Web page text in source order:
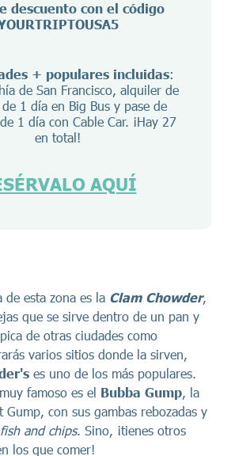
descuento con el código
+ populares incluidas:
de San Francisco, alquiler de
1 día en Big Bus y pase de
1 día con Cable Car. ¡Hay 27
en total!
AQUÍ
de esta zona es la Clam Chowder,
que se sirve dentro de un pan y
de otras ciudades como
varios sitios donde la sirven,
es uno de los más populares.
famoso es el Bubba Gump, la
Gump, con sus gambas rebozadas y
fish and chips. Sino, ¡tienes otros
los que comer!